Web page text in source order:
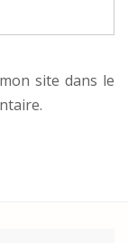
site dans le